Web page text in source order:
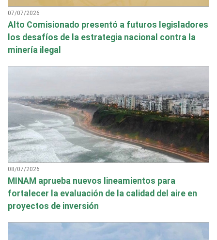
07/07/2026
Alto Comisionado presentó a futuros legisladores
los desafíos de la estrategia nacional contra la
minería ilegal
08/07/2026
MINAM aprueba nuevos lineamientos para
fortalecer la evaluación de la calidad del aire en
proyectos de inversión